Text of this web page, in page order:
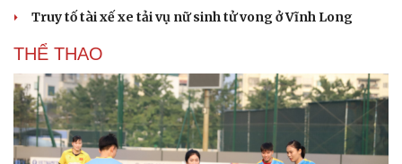
Truy tố tài xế xe tải vụ nữ sinh tử vong ở Vĩnh Long
THỂ THAO